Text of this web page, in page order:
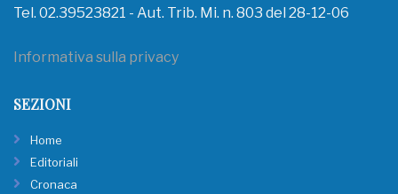
Tel. 02.39523821 - Aut. Trib. Mi. n. 803 del 28-12-06
Informativa sulla privacy
SEZIONI
Home
Editoriali
Cronaca